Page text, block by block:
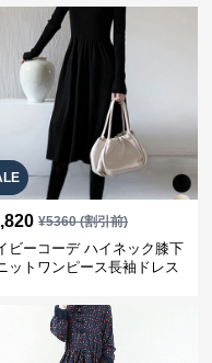
¥5360(割引前)
ビーコーデ ハイネック膝下
ットワンピース長袖ドレス